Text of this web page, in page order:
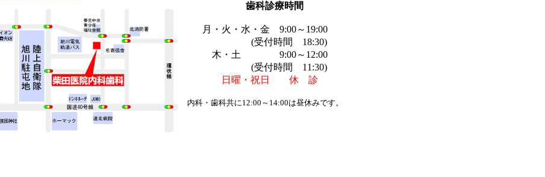
歯科診療時間
月・火・水・金 9:00～19:00
(受付時間 18:30)
木・土 9:00～12:00
(受付時間 11:30)
日曜・祝日 休 診
内科・歯科共に12:00～14:00は昼休みです。